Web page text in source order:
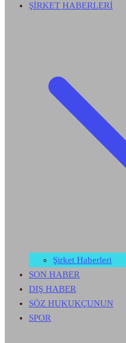
ŞİRKET HABERLERİ
Şirket Haberleri
SON HABER
DIŞ HABER
SÖZ HUKUKÇUNUN
SPOR